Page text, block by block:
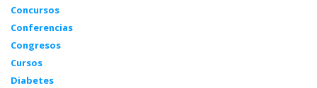
Concursos
Conferencias
Congresos
Cursos
Diabetes